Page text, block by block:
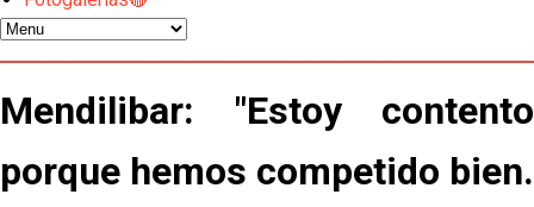
Los contratiempos para García Plaza por la mala
gestión de un inválido Consejo
Atlético y Getafe agitan el mercado de LaLiga
Mendilibar: "Estoy contento
porque hemos competido bien.